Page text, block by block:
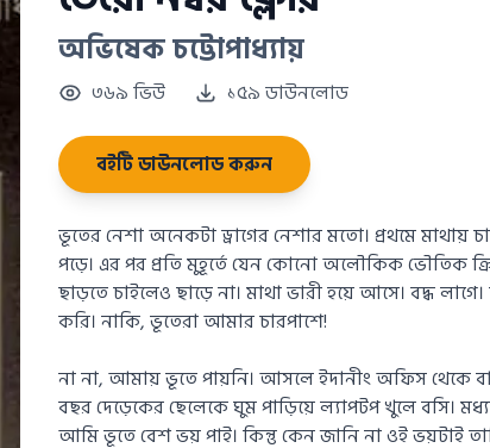
অভিষেক চট্টোপাধ্যায়
৩৬৯ ভিউ ১৫৯ ডাউনলোড
বইটি ডাউনলোড করুন
ভূতের নেশা অনেকটা ড্রাগের নেশার মতো। প্রথমে মাথায়
পড়ে। এর পর প্রতি মুহূর্তে যেন কোনো অলৌকিক ভৌতিক
ছাড়তে চাইলেও ছাড়ে না। মাথা ভারী হয়ে আসে। বদ্ধ
করি। নাকি, ভূতেরা আমার চারপাশে!
না না, আমায় ভূতে পায়নি। আসলে ইদানীং অফিস থেকে
বছর দেড়েকের ছেলেকে ঘুম পাড়িয়ে ল্যাপটপ খুলে বসি।
আমি ভূতে বেশ ভয় পাই। কিন্তু কেন জানি না ওই ভয়টাই